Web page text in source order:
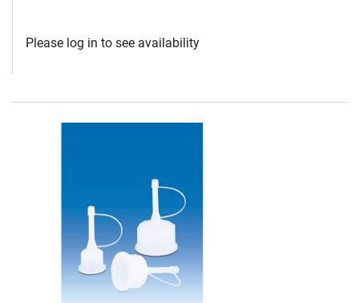
Please log in to see availability